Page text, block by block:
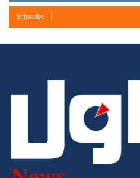
Subscribe